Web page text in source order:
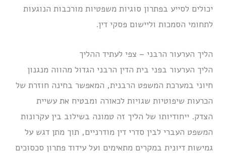
יכולים לסייע בפתרון סוגיות משפטיות מורכבות הנוגעות
לתחומי הסמכות וליישום פסקי דין.
הליך הערעור הרבני – צפי לעתיד ההליך
הליך הערעור בפני בית הדין הרבני הגדול מהווה מנגנון
חיוני במערכת המשפט הרבנית, המאפשר בחינה חוזרת של
הכרעות שיפוטיות שגויות לכאורה ומבטיח את עשיית
הצדק. ייחודיותו של הליך זה טמונה בשילוב בין עקרונות
המשפט העברי לבין סדרי דין מודרניים, תוך מתן דגש על
גמישות דיונית במקרים מתאימים ועל עידוד פתרון סכסוכים